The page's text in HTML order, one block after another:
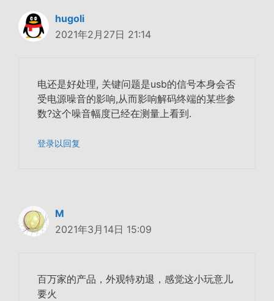
hugoli
2021年2月27日 21:14
电还是好处理, 关键问题是usb的信号本身会否
受电源噪音的影响,从而影响解码终端的某些参
数?这个噪音幅度已经在测量上看到.
登录以回复
M
2021年3月14日 15:09
百万家的产品，外观特劝退，感觉这小玩意儿
要火